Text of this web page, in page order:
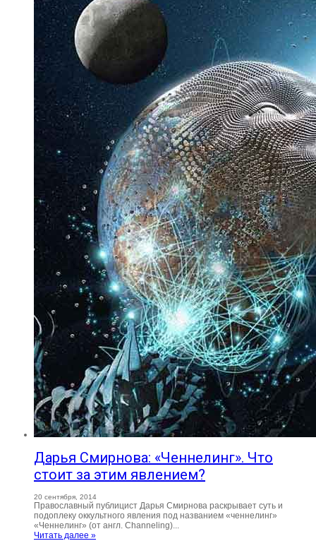
Дарья Смирнова: «Ченнелинг». Что
стоит за этим явлением?
20 сентября, 2014
Православный публицист Дарья Смирнова раскрывает суть и
подоплеку оккультного явления под названием «ченнелинг»
«Ченнелинг» (от англ. Channeling)...
Читать далее »